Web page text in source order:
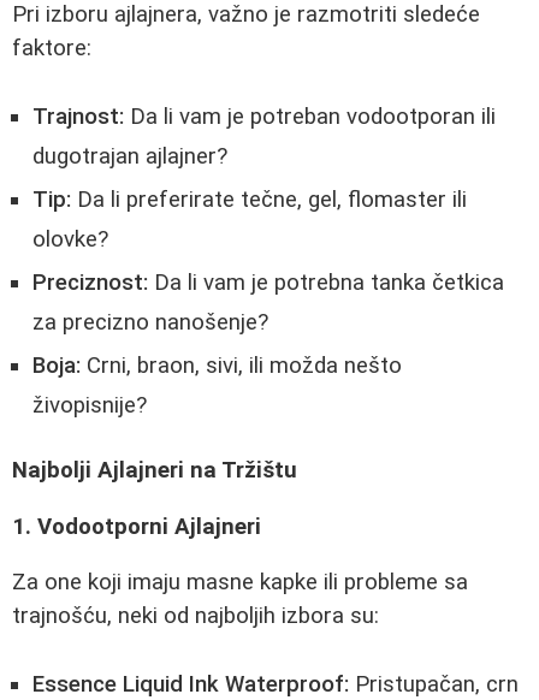
Pri izboru ajlajnera, važno je razmotriti sledeće
faktore:
Trajnost: Da li vam je potreban vodootporan ili
dugotrajan ajlajner?
Tip: Da li preferirate tečne, gel, flomaster ili
olovke?
Preciznost: Da li vam je potrebna tanka četkica
za precizno nanošenje?
Boja: Crni, braon, sivi, ili možda nešto
živopisnije?
Najbolji Ajlajneri na Tržištu
1. Vodootporni Ajlajneri
Za one koji imaju masne kapke ili probleme sa
trajnošću, neki od najboljih izbora su:
Essence Liquid Ink Waterproof: Pristupačan, crn